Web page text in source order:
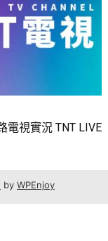
電視實況 TNT LIVE
by WPEnjoy